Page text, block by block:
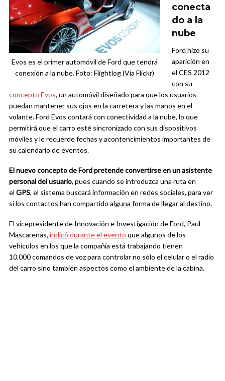
Evos es el primer automóvil de Ford que tendrá
conexión a la nube. Foto: Flightlog (Vía Flickr)
conecta
do a la
nube
Ford hizo su
aparición en
el CES 2012
con su
concepto Evos, un automóvil diseñado para que los usuarios
puedan mantener sus ojos en la carretera y las manos en el
volante. Ford Evos contará con conectividad a la nube, lo que
permitirá que el carro esté sincronizado con sus dispositivos
móviles y le recuerde fechas y acontencimientos importantes de
su calendario de eventos.
El nuevo concepto de Ford pretende convertirse en un asistente
personal del usuario, pues cuando se introduzca una ruta en
el GPS, el sistema buscará información en redes sociales, para ver
si los contactos han compartido alguna forma de llegar al destino.
El vicepresidente de Innovación e Investigación de Ford, Paul
Mascarenas, indicó durante el evento que algunos de los
vehículos en los que la compañía está trabajando tienen
10.000 comandos de voz para controlar no sólo el celular o el radio
del carro sino también aspectos como el ambiente de la cabina.